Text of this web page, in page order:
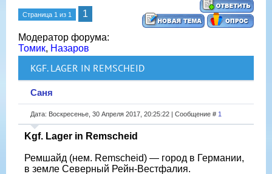
Страница 1 из 1 1
Модератор форума:
Томик, Назаров
KGF. LAGER IN REMSCHEID
Саня
Дата: Воскресенье, 30 Апреля 2017, 20:25:22 | Сообщение # 1
Kgf. Lager in Remscheid
Ремшайд (нем. Remscheid) — город в Германии,
в земле Северный Рейн-Вестфалия.